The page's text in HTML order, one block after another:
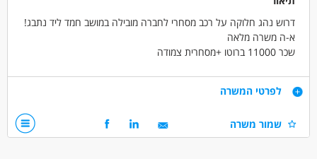
דרוש נהג חלוקה על רכב מסחרי לחברה מובילה במושב חמד ליד נתבג!
א-ה משרה מלאה
שכר 11000 ברוטו +מסחרית צמודה
רישיון ב' 4 טון או רישיון ג' 12 טון
דרישות
ניסיון בחלוקה חובה
לפרטי המשרה
שמור משרה